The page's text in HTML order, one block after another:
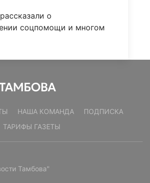
о
соцпомощи и многом
НАША КОМАНДА
ПОДПИСКА
ТАРИФЫ ГАЗЕТЫ
Тамбова"